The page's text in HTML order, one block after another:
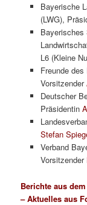
Bayerische
(LWG),
Bayerisches
L6 (Kleine
Freunde
Vorsitzender
Deutscher
Präsidentin
Stefan
Verband
Vorsitzender
Berichte aus
– Aktuelles aus